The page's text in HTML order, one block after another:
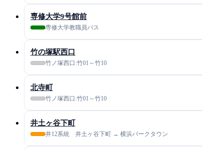
専修大学9号館前
専修大学教職員バス
竹の塚駅西口
竹ノ塚西口:竹01～竹10
北寺町
竹ノ塚西口:竹01～竹10
井土ヶ谷下町
井12系統 井土ヶ谷下町 → 横浜パークタウン